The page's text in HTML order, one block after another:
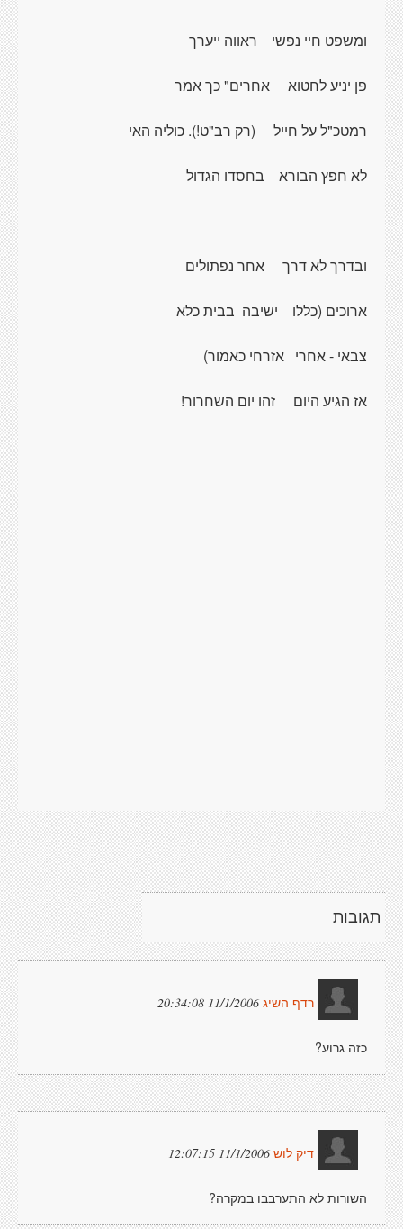
ומשפט חיי נפשי ראווה ייערך
פן יניע לחטוא אחרים" כך אמר
רמטכ"ל על חייל (רק רב"ט!). כוליה האי
לא חפץ הבורא בחסדו הגדול
ובדרך לא דרך אחר נפתולים
ארוכים (כללו ישיבה בבית כלא
צבאי - אחרי אזרחי כאמור)
אז הגיע היום זהו יום השחרור!
תגובות
רדף השיג 11/1/2006 20:34:08
כזה גרוע?
דיק לוש 11/1/2006 12:07:15
השורות לא התערבבו במקרה?